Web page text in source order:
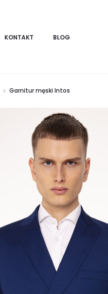
KONTAKT BLOG
Garnitur męski Intos